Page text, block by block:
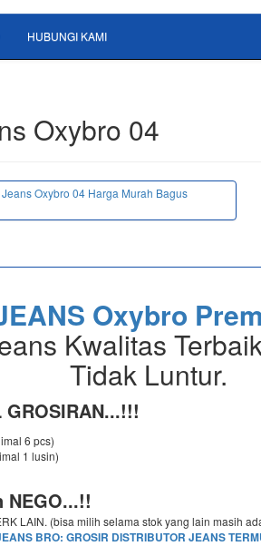
HUBUNGI KAMI
Oxybro 04
Oxybro
Kwalitas
Tidak Luntur.
GROSIRAN...!!!
6 pcs)
1 lusin)
NEGO...!!
LAIN. (bisa milih selama stok yang lain masih
BRO: GROSIR DISTRIBUTOR JEANS